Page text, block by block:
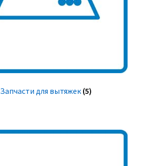
Запчасти для вытяжек (5)